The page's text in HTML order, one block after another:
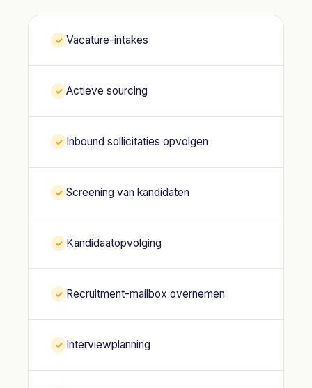
✓ Vacature-intakes
✓ Actieve sourcing
✓ Inbound sollicitaties opvolgen
✓ Screening van kandidaten
✓ Kandidaatopvolging
✓ Recruitment-mailbox overnemen
✓ Interviewplanning